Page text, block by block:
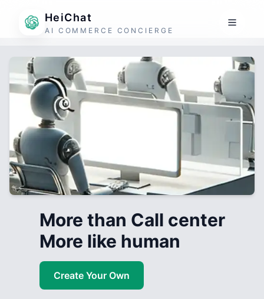
HeiChat
AI COMMERCE CONCIERGE
More than Call center
More like human
Create Your Own